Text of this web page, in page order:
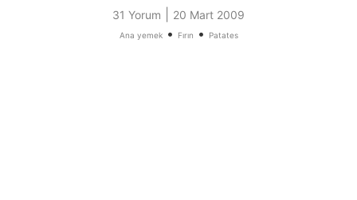
31 Yorum 20 Mart 2009
Ana yemek• Fırın • Patates